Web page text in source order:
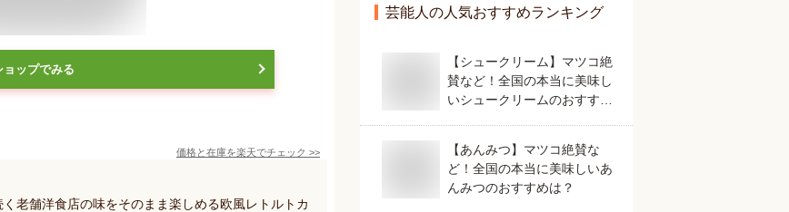
ョップでみる
価格と在庫を楽天でチェック >>
老舗洋食店の味をそのまま楽しめる欧風レトルトカ
芸能人 の人気おすすめランキング
【シュークリーム】マツコ絶
賛など！全国の本当に美味し
いシュークリームのおすすめ
【あんみつ】マツコ絶賛な
ど！全国の本当に美味しいあ
んみつのおすすめは？